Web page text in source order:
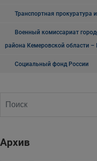
Транспортная прокуратура
Военный комиссариат
района Кемеровской области –
Социальный фонд России
Архив